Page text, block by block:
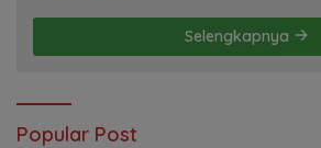
Selengkapnya
Popular Post